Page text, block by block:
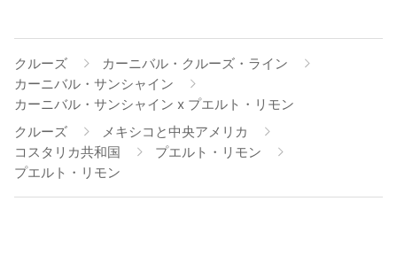
クルーズ
カーニバル・クルーズ・ライン
カーニバル・サンシャイン
カーニバル・サンシャイン x プエルト・リモン
クルーズ
メキシコと中央アメリカ
コスタリカ共和国
プエルト・リモン
プエルト・リモン